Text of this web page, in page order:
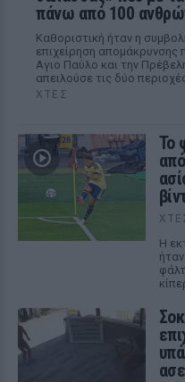
πάνω από 100
Καθοριστική ήταν η
επιχείρηση απομάκρυνσης
Αγιο Παύλο και την
απειλούσε τις δύο
ΧΤΕΣ
Το
Η